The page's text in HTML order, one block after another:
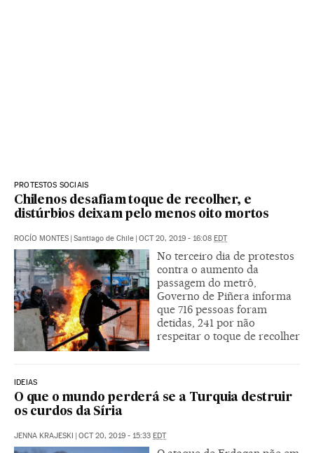
PROTESTOS SOCIAIS
Chilenos desafiam toque de recolher, e
distúrbios deixam pelo menos oito mortos
ROCÍO MONTES Santiago de Chile OCT 20, 2019 - 16:08 EDT
No terceiro dia de protestos
contra o aumento da
passagem do metrô,
Governo de Piñera informa
que 716 pessoas foram
detidas, 241 por não
respeitar o toque de recolher
IDEIAS
O que o mundo perderá se a Turquia destruir
os curdos da Síria
JENNA KRAJESKI OCT 20, 2019 - 15:33 EDT